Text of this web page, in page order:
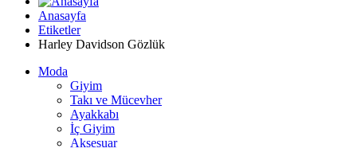
Anasayfa
Etiketler
Harley Davidson Gözlük
Moda
Giyim
Takı ve Mücevher
Ayakkabı
İç Giyim
Aksesuar